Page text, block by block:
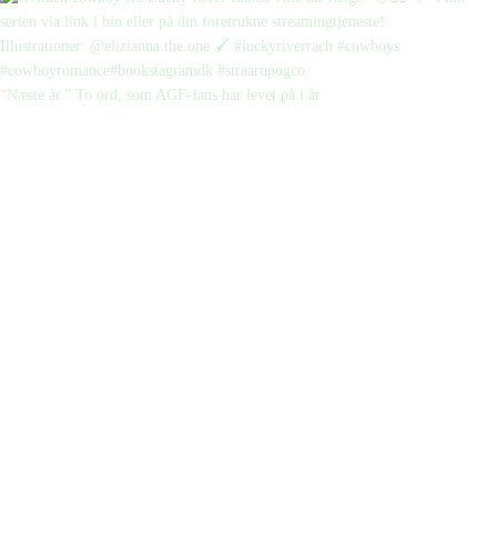
“Næste år.” To ord, som AGF-fans har levet på i år